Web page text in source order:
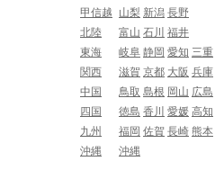
甲信越
山梨 新潟 長野
北陸
富山 石川 福井
東海
岐阜 静岡 愛知 三重
関西
滋賀 京都 大阪 兵庫
中国
鳥取 島根 岡山 広島
四国
徳島 香川 愛媛 高知
九州
福岡 佐賀 長崎 熊本
沖縄
沖縄